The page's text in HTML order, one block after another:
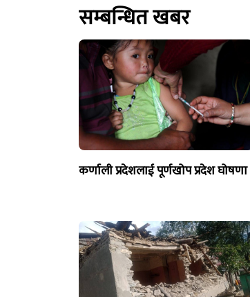
सम्बन्धित खबर
कर्णाली प्रदेशलाई पूर्णखोप प्रदेश घोषणा